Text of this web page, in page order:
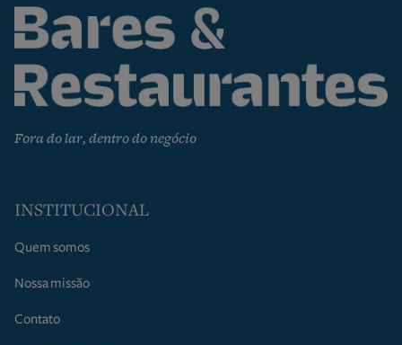
Fora do lar, dentro do negócio
INSTITUCIONAL
Quem somos
Nossa missão
Contato